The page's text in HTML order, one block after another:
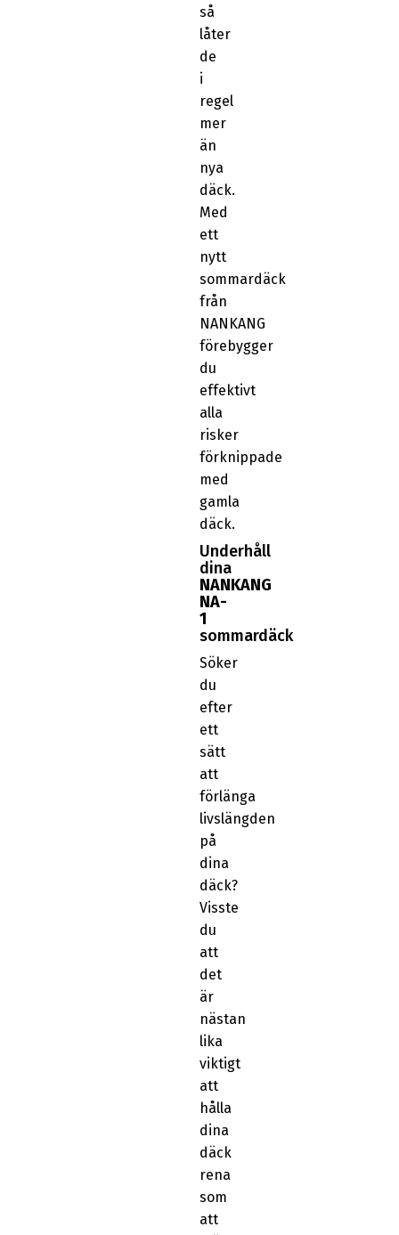
så
låter
de
i
regel
mer
än
nya
däck.
Med
ett
nytt
sommardäck
från
NANKANG
förebygger
du
effektivt
alla
risker
förknippade
med
gamla
däck.
Underhåll
dina
NANKANG
NA-
1
sommardäck
Söker
du
efter
ett
sätt
att
förlänga
livslängden
på
dina
däck?
Visste
du
att
det
är
nästan
lika
viktigt
att
hålla
dina
däck
rena
som
att